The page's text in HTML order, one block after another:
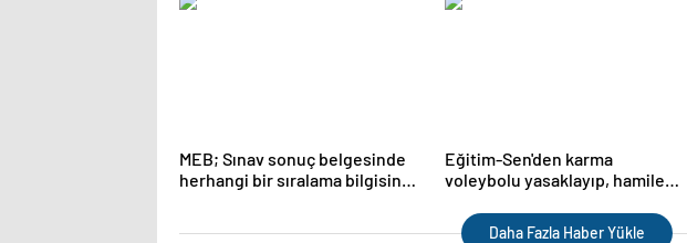
MEB; Sınav sonuç belgesinde
herhangi bir sıralama bilgisine
Eğitim-Sen'den karma
voleybolu yasaklayıp, hamile
müdüre tepki
Daha Fazla Haber Yükle